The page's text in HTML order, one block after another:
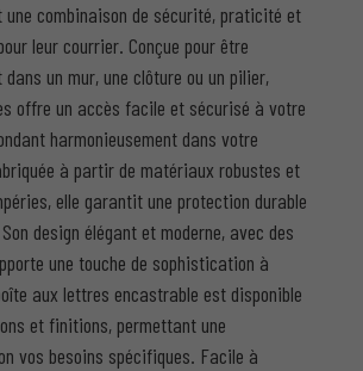
une combinaison de sécurité, praticité et
leur courrier. Conçue pour être
un mur, une clôture ou un pilier,
offre un accès facile et sécurisé à votre
harmonieusement dans votre
à partir de matériaux robustes et
elle garantit une protection durable
design élégant et moderne, avec des
une touche de sophistication à
aux lettres encastrable est disponible
et finitions, permettant une
vos besoins spécifiques. Facile à